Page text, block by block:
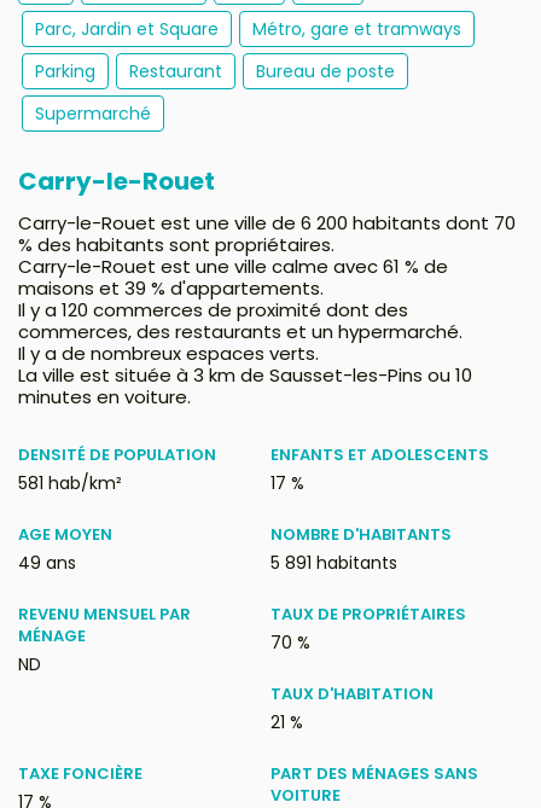
Parc, Jardin et Square
Métro, gare et tramways
Parking
Restaurant
Bureau de poste
Supermarché
Carry-le-Rouet
Carry-le-Rouet est une ville de 6 200 habitants dont 70
% des habitants sont propriétaires.
Carry-le-Rouet est une ville calme avec 61 % de
maisons et 39 % d'appartements.
Il y a 120 commerces de proximité dont des
commerces, des restaurants et un hypermarché.
Il y a de nombreux espaces verts.
La ville est située à 3 km de Sausset-les-Pins ou 10
minutes en voiture.
DENSITÉ DE POPULATION
581 hab/km²
ENFANTS ET ADOLESCENTS
17 %
AGE MOYEN
49 ans
NOMBRE D'HABITANTS
5 891 habitants
REVENU MENSUEL PAR
MÉNAGE
ND
TAUX DE PROPRIÉTAIRES
70 %
TAUX D'HABITATION
21 %
TAXE FONCIÈRE
17 %
PART DES MÉNAGES SANS
VOITURE